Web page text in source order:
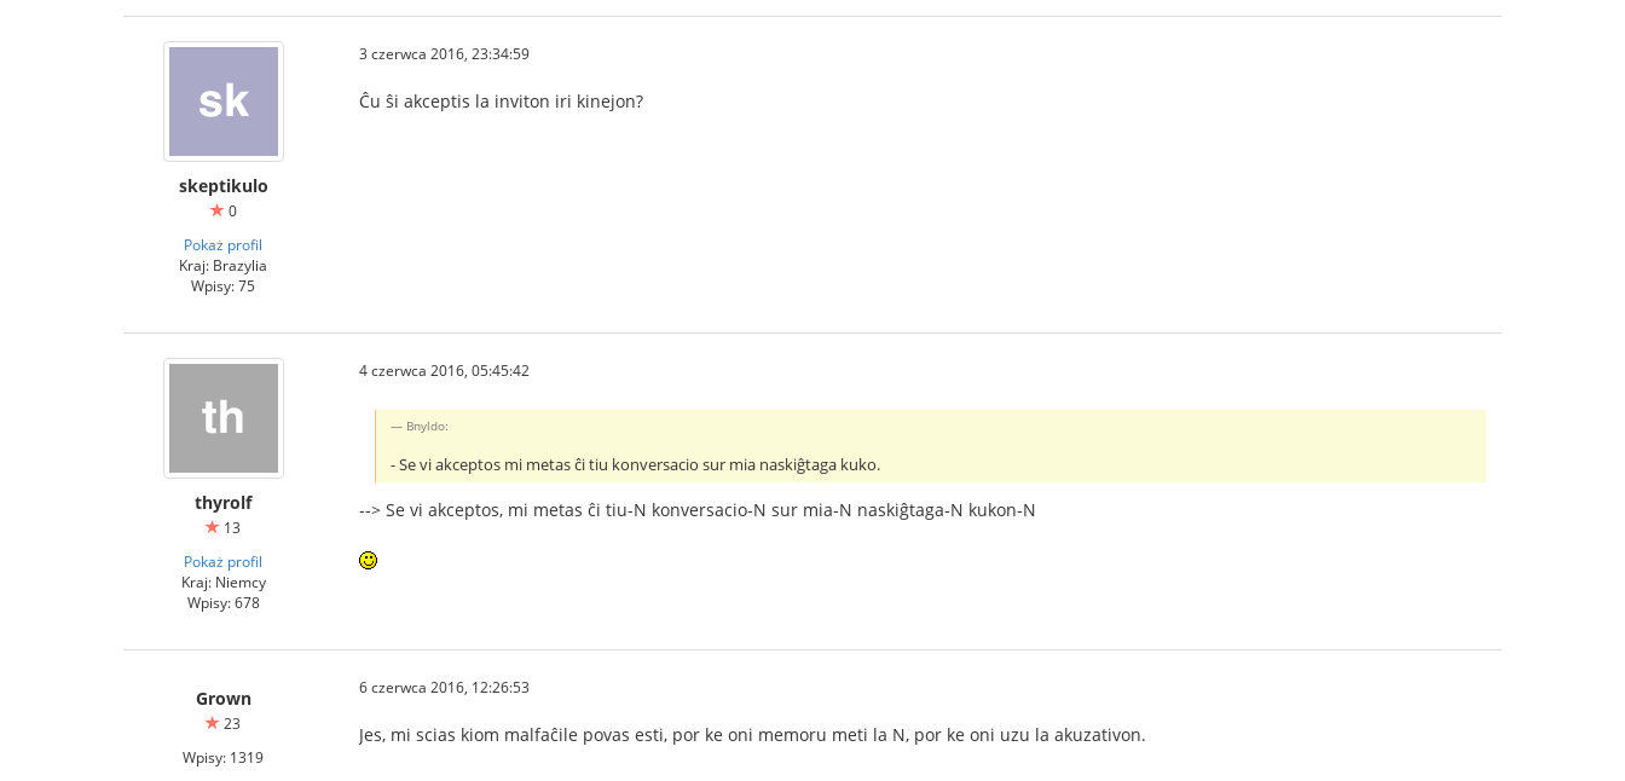
skeptikulo
0
Pokaż profil
Kraj: Brazylia
Wpisy: 75
3 czerwca 2016, 23:34:59
Ĉu ŝi akceptis la inviton iri kinejon?
thyrolf
13
Pokaż profil
Kraj: Niemcy
Wpisy: 678
4 czerwca 2016, 05:45:42
Bnyldo:
- Se vi akceptos mi metas ĉi tiu konversacio sur mia naskiĝtaga kuko.
--> Se vi akceptos, mi metas ĉi tiu-N konversacio-N sur mia-N naskiĝtaga-N kukon-N
Grown
23
Wpisy: 1319
6 czerwca 2016, 12:26:53
Jes, mi scias kiom malfaĉile povas esti, por ke oni memoru meti la N, por ke oni uzu la akuzativon.